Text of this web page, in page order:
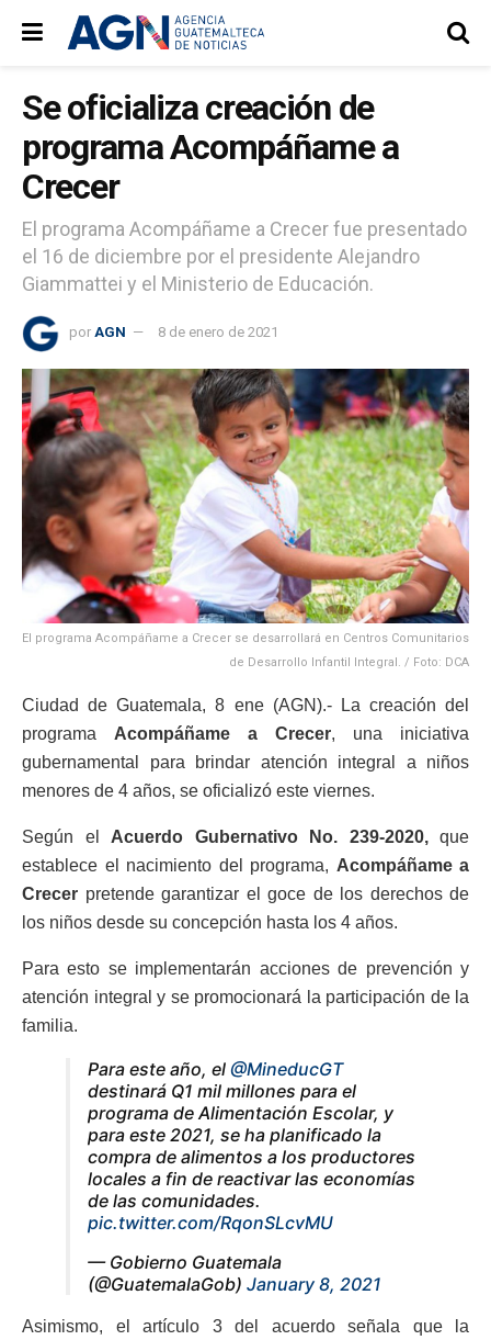
Se oficializa creación de
programa Acompáñame a
Crecer
El programa Acompáñame a Crecer fue presentado
el 16 de diciembre por el presidente Alejandro
Giammattei y el Ministerio de Educación.
por AGN 8 de enero de 2021
El programa Acompáñame a Crecer se desarrollará en Centros Comunitarios
de Desarrollo Infantil Integral. / Foto: DCA
Ciudad de Guatemala, 8 ene (AGN).- La creación del
programa Acompáñame a Crecer, una iniciativa
gubernamental para brindar atención integral a niños
menores de 4 años, se oficializó este viernes.
Según el Acuerdo Gubernativo No. 239-2020,que
establece el nacimiento del programa, Acompáñame a
Crecer pretende garantizar el goce de los derechos de
los niños desde su concepción hasta los 4 años.
Para esto se implementarán acciones de prevención y
atención integral y se promocionará la participación de la
familia.
Para este año, el @MineducGT
destinará Q1 mil millones para el
programa de Alimentación Escolar, y
para este 2021, se ha planificado la
compra de alimentos a los productores
locales a fin de reactivar las economías
de las comunidades.
pic.twitter.com/RqonSLcvMU
— Gobierno Guatemala
(@GuatemalaGob) January 8, 2021
Asimismo, el artículo 3 del acuerdo señala que la